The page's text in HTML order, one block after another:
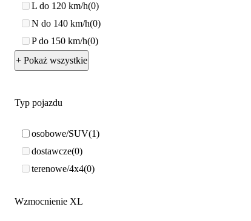
L do 120 km/h 0
N do 140 km/h 0
P do 150 km/h 0
+ Pokaż wszystkie
Typ pojazdu
osobowe/SUV 1
dostawcze 0
terenowe/4x4 0
Wzmocnienie XL